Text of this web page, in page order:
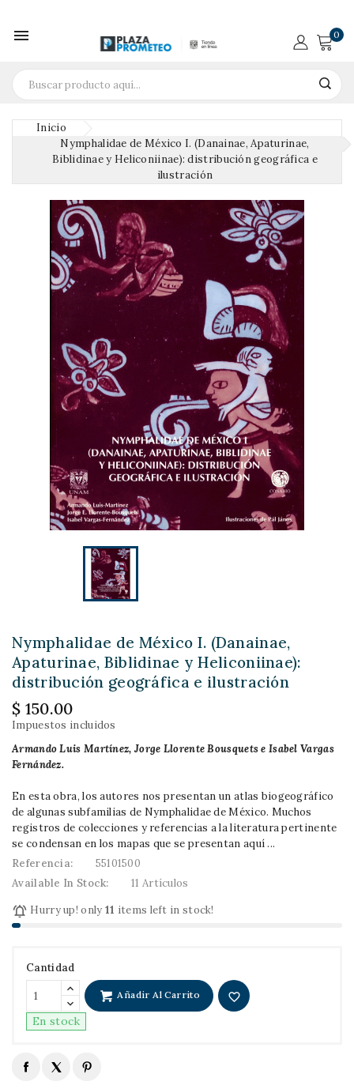
 0
Inicio
Nymphalidae de México I. (Danainae, Apaturinae,
Biblidinae y Heliconiinae): distribución geográfica e
ilustración
Nymphalidae de México I. (Danainae,
Apaturinae, Biblidinae y Heliconiinae):
distribución geográfica e ilustración
$ 150.00
Impuestos incluidos
Armando Luis Martínez, Jorge Llorente Bousquets e Isabel Vargas
Fernández.
En esta obra, los autores nos presentan un atlas biogeográfico
de algunas subfamilias de Nymphalidae de México. Muchos
registros de colecciones y referencias a la literatura pertinente
se condensan en los mapas que se presentan aquí ...
Referencia:
55101500
Available In Stock:
11 Artículos
 Hurry up! only 11 items left in stock!
Cantidad
Añadir Al Carrito favorite_border
En stock